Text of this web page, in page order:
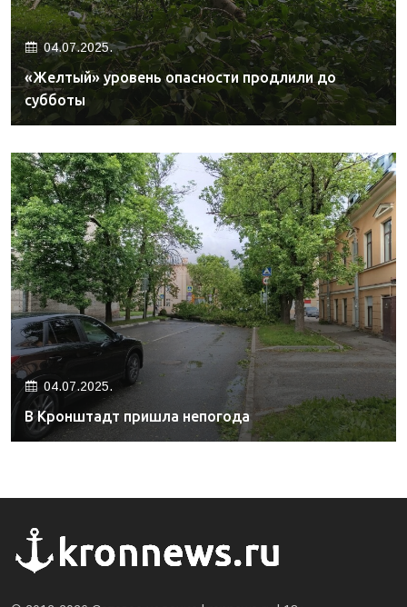
04.07.2025.
«Желтый» уровень опасности продлили до
субботы
04.07.2025.
В Кронштадт пришла непогода